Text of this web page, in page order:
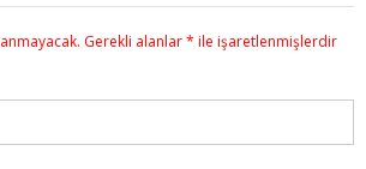
Gerekli alanlar* ile işaretlenmişlerdir